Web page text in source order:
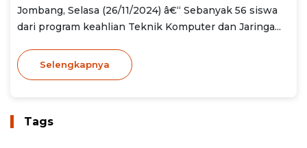
Jombang, Selasa (26/11/2024) â€“ Sebanyak 56 siswa
dari program keahlian Teknik Komputer dan Jaringa...
Selengkapnya
Tags